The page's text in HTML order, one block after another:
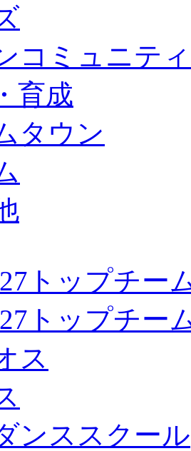
いて
フ
ディーア）
ィ
ト
コミュニティ
育成
タウン
トップチー
トップチー
ス
ンススクール